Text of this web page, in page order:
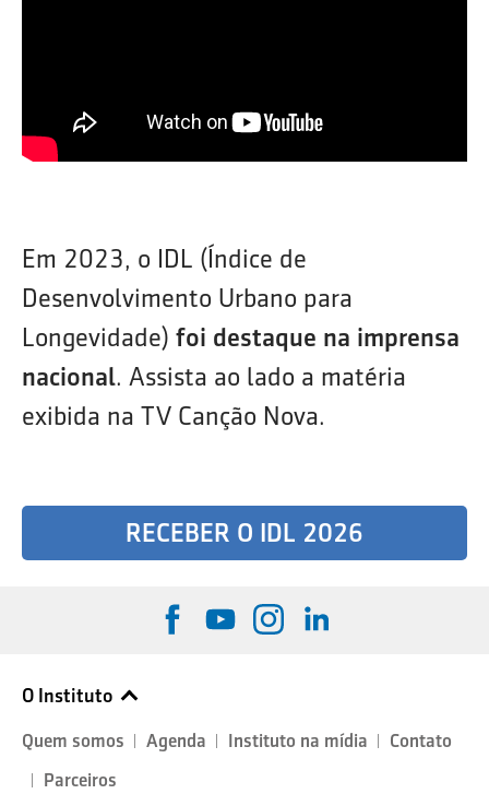
Em 2023, o IDL (Índice de
Desenvolvimento Urbano para
Longevidade) foi destaque na imprensa
nacional. Assista ao lado a matéria
exibida na TV Canção Nova.
RECEBER O IDL 2026
O Instituto
Quem somos Agenda Instituto na mídia
Contato
Parceiros